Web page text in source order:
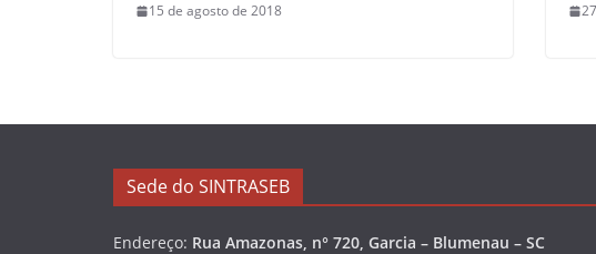
15 de agosto de 2018
Sede do SINTRASEB
Endereço: Rua Amazonas, n° 720, Garcia – Blumenau – SC